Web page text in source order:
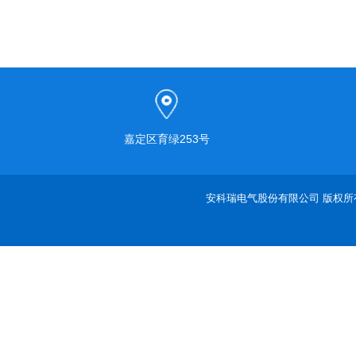
嘉定区育绿253号
安科瑞电气股份有限公司 版权